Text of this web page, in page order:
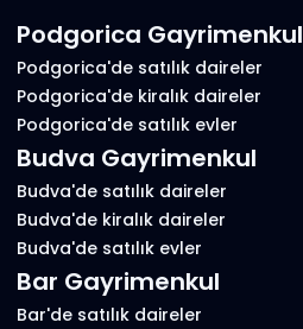
Podgorica Gayrimenkul
Podgorica'de satılık daireler
Podgorica'de kiralık daireler
Podgorica'de satılık evler
Budva Gayrimenkul
Budva'de satılık daireler
Budva'de kiralık daireler
Budva'de satılık evler
Bar Gayrimenkul
Bar'de satılık daireler